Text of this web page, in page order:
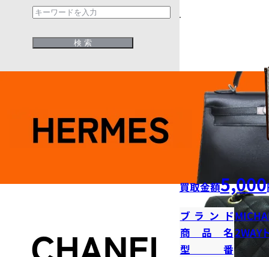
買取金額5,000
ブランド
商品名2WAY
型番